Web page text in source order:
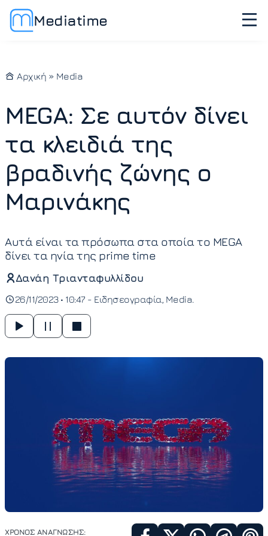
Mediatime
Αρχική » Media
MEGA: Σε αυτόν δίνει
τα κλειδιά της
βραδινής ζώνης ο
Μαρινάκης
Αυτά είναι τα πρόσωπα στα οποία το MEGA
δίνει τα ηνία της prime time
Δανάη Τριανταφυλλίδου
26/11/2023 • 10:47 - Ειδησεογραφία Media
ΧΡΟΝΟΣ ΑΝΑΓΝΩΣΗΣ: